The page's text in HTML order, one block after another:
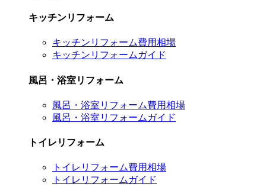
キッチンリフォーム
キッチンリフォーム費用相場
キッチンリフォームガイド
風呂・浴室リフォーム
風呂・浴室リフォーム費用相場
風呂・浴室リフォームガイド
トイレリフォーム
トイレリフォーム費用相場
トイレリフォームガイド